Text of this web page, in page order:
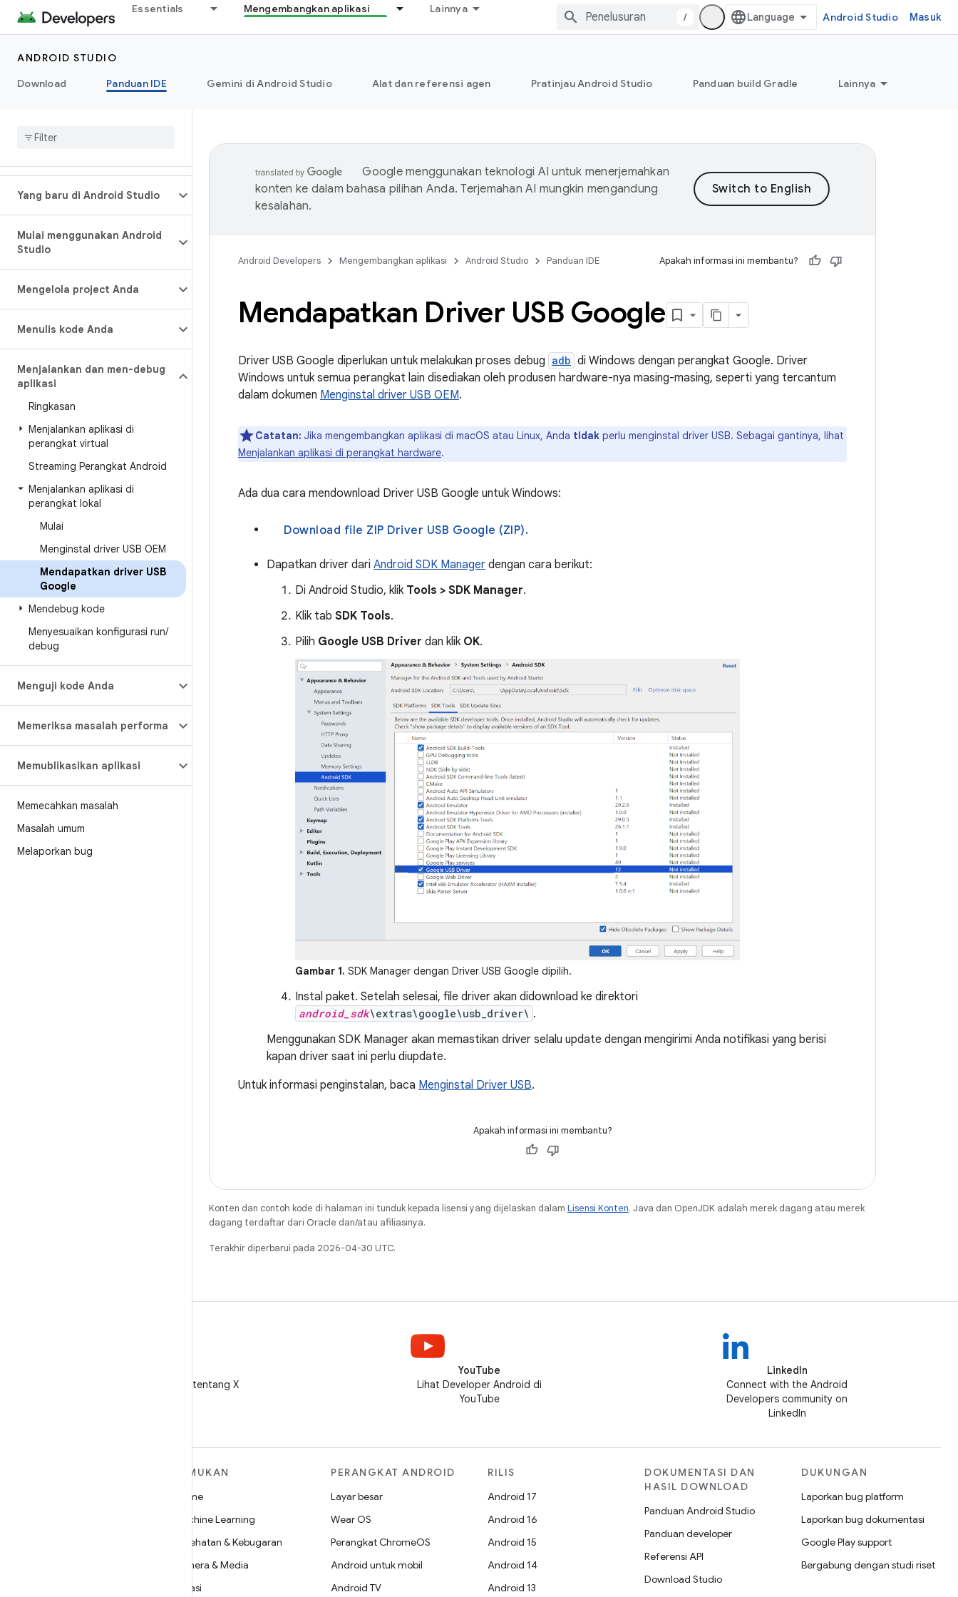
Essentials Mengembangkan aplikasi Lainnya
/ Android Studio Masuk
ANDROID STUDIO
Download
Panduan IDE Gemini di Android Studio Alat dan referensi agen Pratinjau Android Studio Panduan build Gradle Lainnya
Yang baru di Android Studio
Mulai menggunakan Android
Studio
Mengelola project Anda
Menulis kode Anda
Menjalankan dan men-debug
aplikasi
Ringkasan
Menjalankan aplikasi di
perangkat virtual
Streaming Perangkat Android
Menjalankan aplikasi di
perangkat lokal
Mulai
Menginstal driver USB OEM
Mendapatkan driver USB
Google
Mendebug kode
Menyesuaikan konfigurasi run/
debug
Menguji kode Anda
Memeriksa masalah performa
Memublikasikan aplikasi
Memecahkan masalah
Masalah umum
Melaporkan bug
Google menggunakan teknologi AI untuk menerjemahkan
konten ke dalam bahasa pilihan Anda. Terjemahan AI mungkin mengandung
kesalahan.
Android Developers Mengembangkan aplikasi Android Studio Panduan IDE Apakah informasi ini membantu?
Mendapatkan Driver USB Google
Driver USB Google diperlukan untuk melakukan proses debug adb di Windows dengan perangkat Google. Driver
Windows untuk semua perangkat lain disediakan oleh produsen hardware-nya masing-masing, seperti yang tercantum
dalam dokumen Menginstal driver USB OEM.
Catatan: Jika mengembangkan aplikasi di macOS atau Linux, Anda tidak perlu menginstal driver USB. Sebagai gantinya, lihat
Menjalankan aplikasi di perangkat hardware.
Ada dua cara mendownload Driver USB Google untuk Windows:
Download file ZIP Driver USB Google (ZIP).
Dapatkan driver dari Android SDK Manager dengan cara berikut:
Di Android Studio, klik Tools > SDK Manager.
Klik tab SDK Tools.
Pilih Google USB Driver dan klik OK.
Gambar 1. SDK Manager dengan Driver USB Google dipilih.
Instal paket. Setelah selesai, file driver akan didownload ke direktori
android_sdk\extras\google\usb_driver\ .
Menggunakan SDK Manager akan memastikan driver selalu update dengan mengirimi Anda notifikasi yang berisi
kapan driver saat ini perlu diupdate.
Untuk informasi penginstalan, baca Menginstal Driver USB.
Apakah informasi ini membantu?
Konten dan contoh kode di halaman ini tunduk kepada lisensi yang dijelaskan dalam Lisensi Konten. Java dan OpenJDK adalah merek dagang atau merek
dagang terdaftar dari Oracle dan/atau afiliasinya.
Terakhir diperbarui pada 2026-04-30 UTC.
Ikuti @AndroidDev tentang X
YouTube
Lihat Developer Android di
YouTube
LinkedIn
Connect with the Android
Developers community on
LinkedIn
TEMUKAN
Game
Machine Learning
Kesehatan & Kebugaran
Kamera & Media
Privasi
PERANGKAT ANDROID
Layar besar
Wear OS
Perangkat ChromeOS
Android untuk mobil
Android TV
RILIS
Android 17
Android 16
Android 15
Android 14
Android 13
DOKUMENTASI DAN
HASIL DOWNLOAD
Panduan Android Studio
Panduan developer
Referensi API
Download Studio
DUKUNGAN
Laporkan bug platform
Laporkan bug dokumentasi
Google Play support
Bergabung dengan studi riset